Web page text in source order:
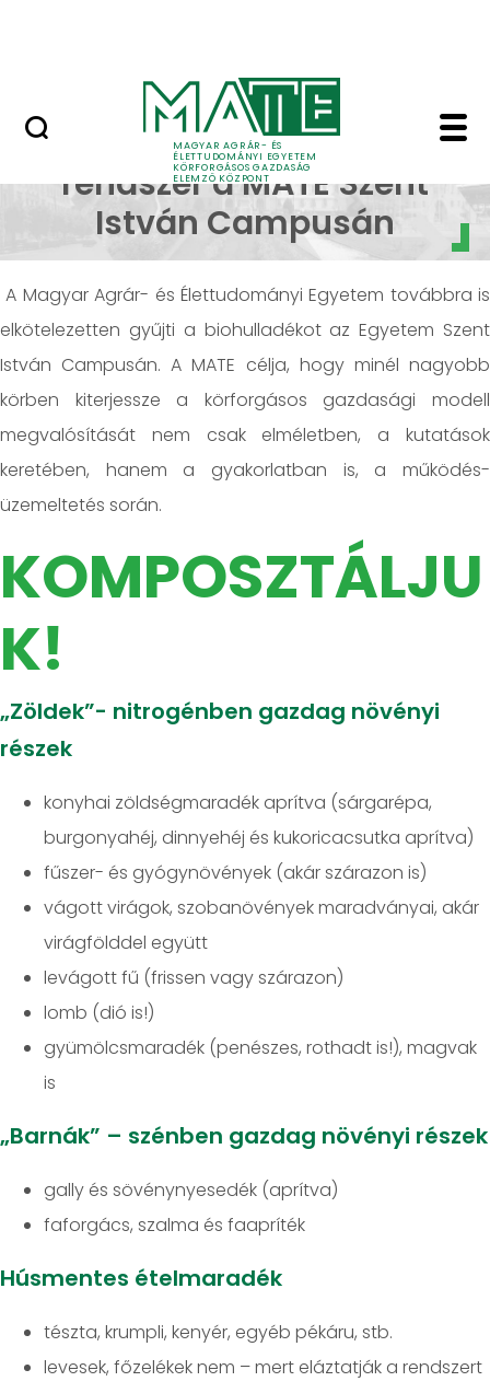
MAGYAR AGRÁR- ÉS
ÉLETTUDOMÁNYI EGYETEM
KÖRFORGÁSOS GAZDASÁG
ELEMZŐ KÖZPONT
Új
Hulladékgazdálkodási
rendszer a MATE Szent
István Campusán
A Magyar Agrár- és Élettudományi Egyetem továbbra is
elkötelezetten gyűjti a biohulladékot az Egyetem Szent
István Campusán. A MATE célja, hogy minél nagyobb
körben kiterjessze a körforgásos gazdasági modell
megvalósítását nem csak elméletben, a kutatások
keretében, hanem a gyakorlatban is, a működés-
üzemeltetés során.
KOMPOSZTÁLJU
K!
„Zöldek”- nitrogénben gazdag növényi
részek
konyhai zöldségmaradék aprítva (sárgarépa,
burgonyahéj, dinnyehéj és kukoricacsutka aprítva)
fűszer- és gyógynövények (akár szárazon is)
vágott virágok, szobanövények maradványai, akár
virágfölddel együtt
levágott fű (frissen vagy szárazon)
lomb (dió is!)
gyümölcsmaradék (penészes, rothadt is!), magvak
is
„Barnák” – szénben gazdag növényi részek
gally és sövénynyesedék (aprítva)
faforgács, szalma és faapríték
Húsmentes ételmaradék
tészta, krumpli, kenyér, egyéb pékáru, stb.
levesek, főzelékek nem – mert eláztatják a rendszert